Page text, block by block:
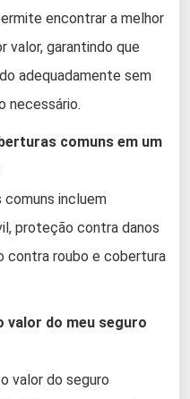
encontrar a melhor
valor, garantindo que
adequadamente sem
necessário.
comuns em um
incluem
proteção contra danos
contra roubo e cobertura
valor do meu seguro
valor do seguro